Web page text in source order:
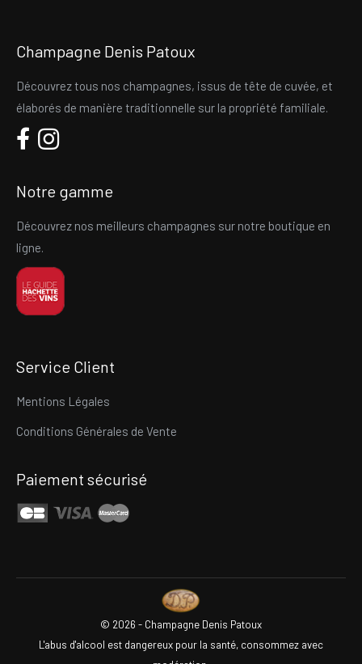
Champagne Denis Patoux
Découvrez tous nos champagnes, issus de tête de cuvée, et
élaborés de manière traditionnelle sur la propriété familiale.
Notre gamme
Découvrez nos meilleurs champagnes sur notre boutique en
ligne.
Service Client
Mentions Légales
Conditions Générales de Vente
Paiement sécurisé
© 2026 - Champagne Denis Patoux
L'abus d'alcool est dangereux pour la santé, consommez avec